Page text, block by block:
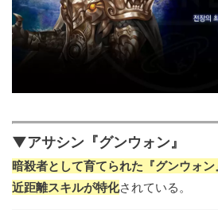
▼アサシン『グンウォン』
暗殺者として育てられた『グンウォ
近距離スキルが特化されている。